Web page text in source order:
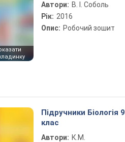
Автори: В. І. Соболь
Рік: 2016
Опис: Робочий зошит
Підручники Біологія 9
клас
Автори: К.М.